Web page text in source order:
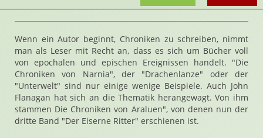
Wenn ein Autor beginnt, Chroniken zu schreiben, nimmt
man als Leser mit Recht an, dass es sich um Bücher voll
von epochalen und epischen Ereignissen handelt. "Die
Chroniken von Narnia", der "Drachenlanze" oder der
"Unterwelt" sind nur einige wenige Beispiele. Auch John
Flanagan hat sich an die Thematik herangewagt. Von ihm
stammen Die Chroniken von Araluen", von denen nun der
dritte Band "Der Eiserne Ritter" erschienen ist.